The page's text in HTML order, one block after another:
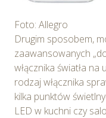
Foto: Allegro
Drugim sposobem,
zaawansowanych
włącznika światła na
rodzaj włącznika
kilka punktów
LED w kuchni czy